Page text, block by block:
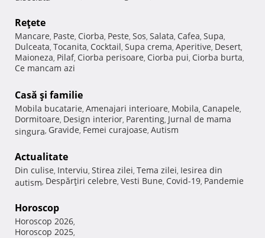
Reţete
Mancare, Paste, Ciorba, Peste, Sos, Salata, Cafea, Supa,
Dulceata, Tocanita, Cocktail, Supa crema, Aperitive, Desert,
Maioneza, Pilaf, Ciorba perisoare, Ciorba pui, Ciorba burta,
Ce mancam azi
Casă şi familie
Mobila bucatarie, Amenajari interioare, Mobila, Canapele,
Dormitoare, Design interior, Parenting, Jurnal de mama
singura, Gravide, Femei curajoase, Autism
Actualitate
Din culise, Interviu, Stirea zilei, Tema zilei, Iesirea din
autism, Despărţiri celebre, Vesti Bune, Covid-19, Pandemie
Horoscop
Horoscop 2026,
Horoscop 2025,